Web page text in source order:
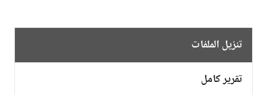
تنزيل الملفات
تقرير كامل